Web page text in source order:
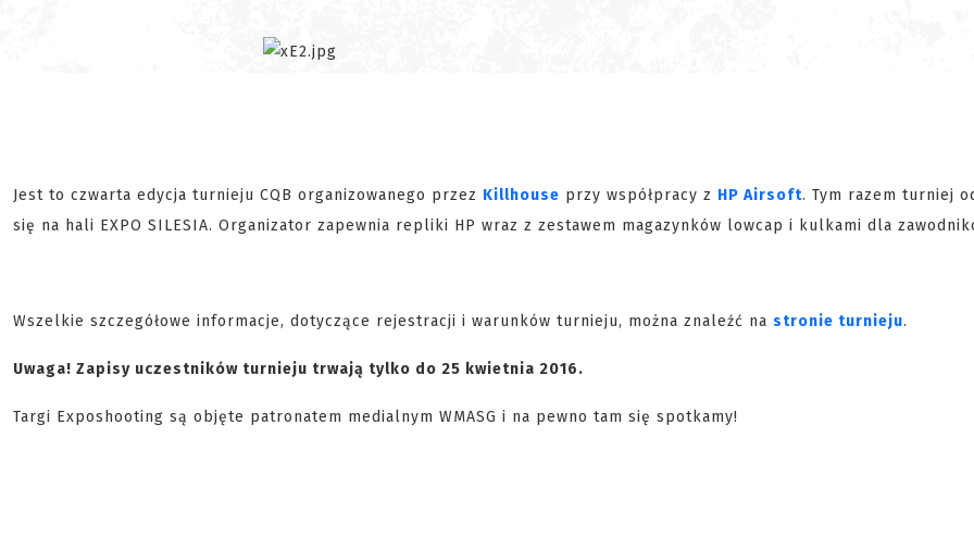
Jest to czwarta edycja turnieju CQB organizowanego przez Killhouse przy współpracy z HP Airsoft. Tym razem turniej
się na hali EXPO SILESIA. Organizator zapewnia repliki HP wraz z zestawem magazynków lowcap i kulkami dla
Wszelkie szczegółowe informacje, dotyczące rejestracji i warunków turnieju, można znaleźć na stronie turnieju.
Uwaga! Zapisy uczestników turnieju trwają tylko do 25 kwietnia 2016.
Targi Exposhooting są objęte patronatem medialnym WMASG i na pewno tam się spotkamy!